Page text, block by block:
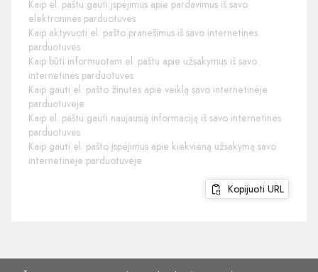
Kaip el. paštu gauti įspėjimus apie pardavimus iš savo
elektroninės parduotuvės
Kaip aktyvuoti el. pašto pranešimus iš savo internetinės
parduotuvės
Kaip būti informuotam el. paštu apie užsakymus iš savo
internetinės parduotuvės
Kaip gauti el. pašto žinutes apie veiklą savo internetinėje
parduotuvėje
Kaip el. paštu gauti naujausią informaciją iš savo internetinės
parduotuvės
Kaip gauti el. pašto įspėjimus apie kiekvieną užsakymą savo
internetinėje parduotuvėje
Kopijuoti URL